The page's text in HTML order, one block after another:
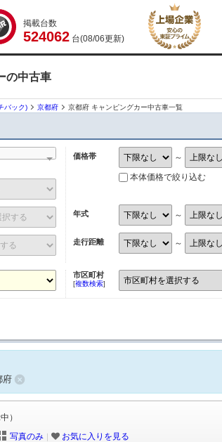
掲載台数
524062 台(08/06更新)
の中古車
バック) 京都府 京都府 キャンピングカー中古車一覧
価格帯 ～
本体価格で絞り込む
年式 ～
走行距離 ～
市区町村
[複数検索]
府
）
写真のみ ｜ お気に入りを見る